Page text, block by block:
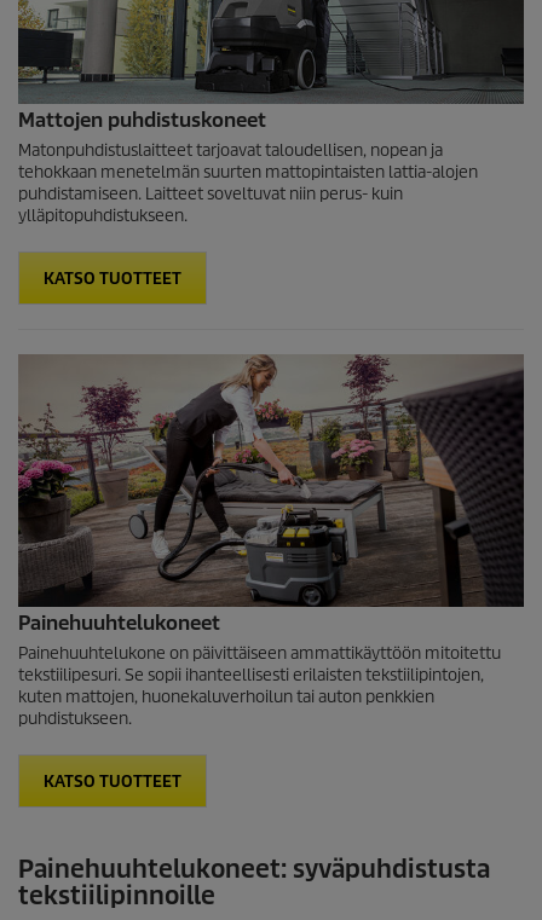
Mattojen puhdistuskoneet
Matonpuhdistuslaitteet tarjoavat taloudellisen, nopean ja
tehokkaan menetelmän suurten mattopintaisten lattia-alojen
puhdistamiseen. Laitteet soveltuvat niin perus- kuin
ylläpitopuhdistukseen.
KATSO TUOTTEET
Painehuuhtelukoneet
Painehuuhtelukone on päivittäiseen ammattikäyttöön mitoitettu
tekstiilipesuri. Se sopii ihanteellisesti erilaisten tekstiilipintojen,
kuten mattojen, huonekaluverhoilun tai auton penkkien
puhdistukseen.
KATSO TUOTTEET
Painehuuhtelukoneet: syväpuhdistusta
tekstiilipinnoille